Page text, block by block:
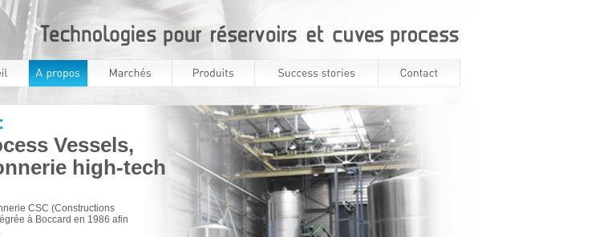
Vessels,
high-tech
CSC (Constructions
à Boccard en 1986 afin
.